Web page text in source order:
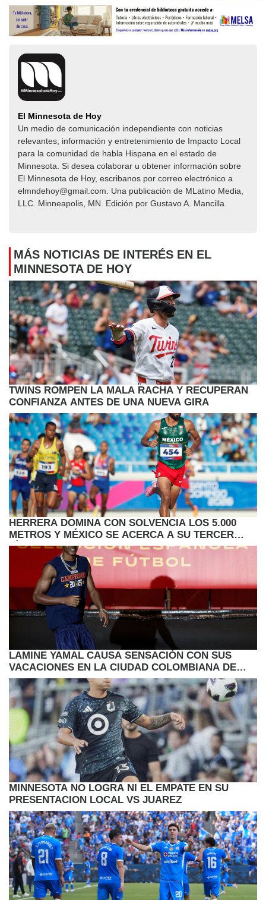
El Minnesota de Hoy
Un medio de comunicación independiente con noticias
relevantes, información y entretenimiento de Impacto Local​​
para la comunidad de habla Hispana en el estado de
Minnesota. Si desea colaborar u obtener información sobre
El Minnesota de Hoy, escribanos por correo electrónico a
elmndehoy@gmail.com. Una publicación de MLatino Media,
LLC. Minneapolis, MN. Edición por Gustavo A. Mancilla.
MÁS NOTICIAS DE INTERÉS EN EL
MINNESOTA DE HOY
TWINS ROMPEN LA MALA RACHA Y RECUPERAN
CONFIANZA ANTES DE UNA NUEVA GIRA
HERRERA DOMINA CON SOLVENCIA LOS 5.000
METROS Y MÉXICO SE ACERCA A SU TERCER
TÍTULO
LAMINE YAMAL CAUSA SENSACIÓN CON SUS
VACACIONES EN LA CIUDAD COLOMBIANA DE
CARTAGENA
MINNESOTA NO LOGRA NI EL EMPATE EN SU
PRESENTACION LOCAL VS JUAREZ